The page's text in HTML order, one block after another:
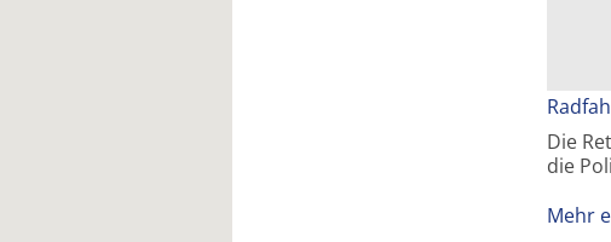
Die
die
Mehr